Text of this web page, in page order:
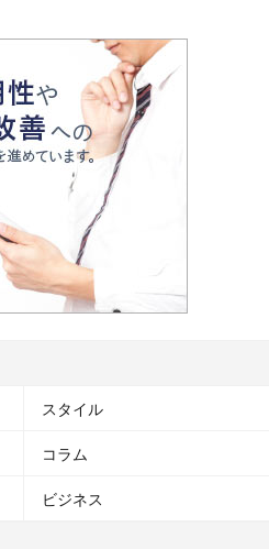
スタイル
コラム
ビジネス